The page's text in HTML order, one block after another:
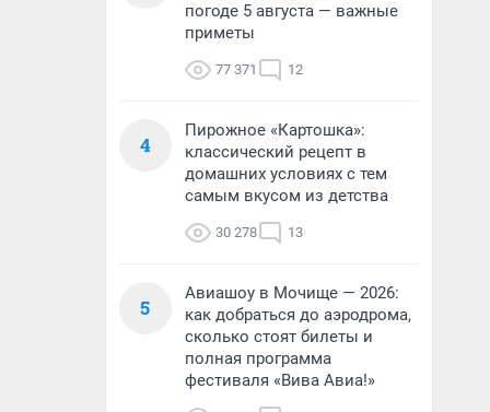
погоде 5 августа — важные
приметы
77 371 12
4
Пирожное «Картошка»:
классический рецепт в
домашних условиях с тем
самым вкусом из детства
30 278 13
5
Авиашоу в Мочище — 2026:
как добраться до аэродрома,
сколько стоят билеты и
полная программа
фестиваля «Вива Авиа!»